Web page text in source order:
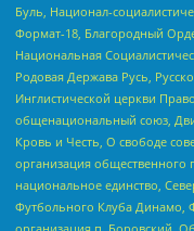
Буль, Национал-
Формат-18, Благородный
Национальная
Родовая Держава Русь,
Инглистической церкви
общенациональный союз,
Кровь и Честь, О свободе
организация общественного
национальное единство,
Футбольного Клуба Динамо,